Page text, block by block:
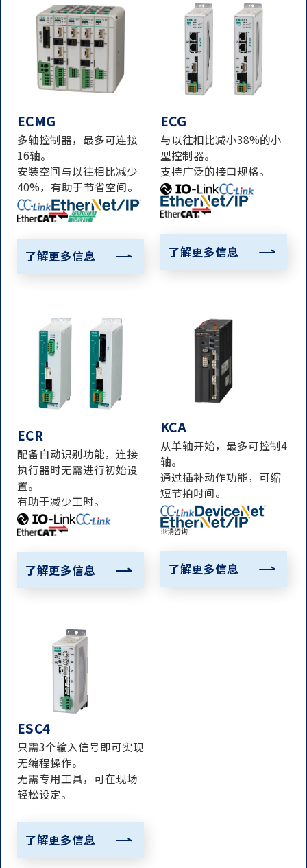
ECMG
多轴控制器，最多可连接
16轴。
安装空间与以往相比减少
40%，有助于节省空间。
了解更多信息
ECG
与以往相比减小38%的小
型控制器。
支持广泛的接口规格。
了解更多信息
ECR
配备自动识别功能，连接
执行器时无需进行初始设
置。
有助于减少工时。
了解更多信息
KCA
从单轴开始，最多可控制4
轴。
通过插补动作功能，可缩
短节拍时间。
※请咨询
了解更多信息
ESC4
只需3个输入信号即可实现
无编程操作。
无需专用工具，可在现场
轻松设定。
了解更多信息